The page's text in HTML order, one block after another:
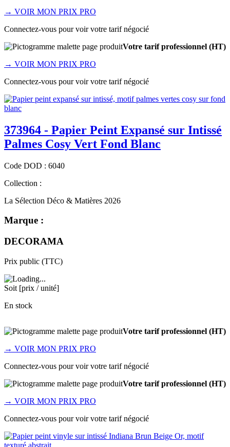
→ VOIR MON PRIX PRO
Connectez-vous pour voir votre tarif négocié
Votre tarif professionnel (HT)
→ VOIR MON PRIX PRO
Connectez-vous pour voir votre tarif négocié
373964 - Papier Peint Expansé sur Intissé
Palmes Cosy Vert Fond Blanc
Code DOD : 6040
Collection :
La Sélection Déco & Matières 2026
Marque :
DECORAMA
Prix public (TTC)
Soit [prix / unité]
En stock
Votre tarif professionnel (HT)
→ VOIR MON PRIX PRO
Connectez-vous pour voir votre tarif négocié
Votre tarif professionnel (HT)
→ VOIR MON PRIX PRO
Connectez-vous pour voir votre tarif négocié